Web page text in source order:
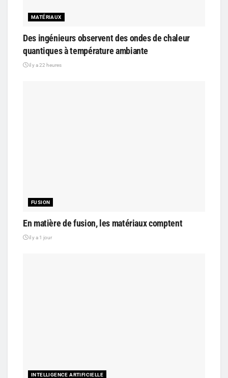
MATÉRIAUX
Des ingénieurs observent des ondes de chaleur
quantiques à température ambiante
il y a 22 heures
FUSION
En matière de fusion, les matériaux comptent
il y a 1 jour
INTELLIGENCE ARTIFICIELLE